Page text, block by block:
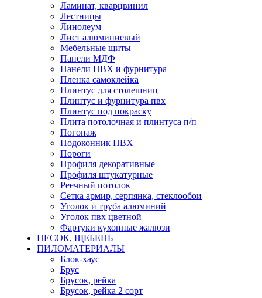
Ламинат, кварцвинил
Лестницы
Линолеум
Лист алюминиевый
Мебельные щиты
Панели МДФ
Панели ПВХ и фурнитура
Пленка самоклейка
Плинтус для столешниц
Плинтус и фурнитура пвх
Плинтус под покраску
Плита потолочная и плинтуса п/п
Погонаж
Подоконник ПВХ
Пороги
Профиля декоративные
Профиля штукатурные
Реечный потолок
Сетка армир, серпянка, стеклообои
Уголок и труба алюминий
Уголок пвх цветной
Фартуки кухонные жалюзи
ПЕСОК, ЩЕБЕНЬ
ПИЛОМАТЕРИАЛЫ
Блок-хаус
Брус
Брусок, рейка
Брусок, рейка 2 сорт